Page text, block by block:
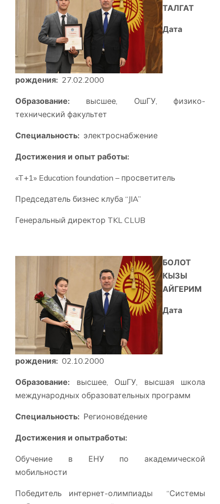
ТАЛГАТ
Дата
рождения: 27.02.2000
Образование: высшее, ОшГУ, физико-
технический факультет
Специальность: электроснабжение
Достижения и опыт работы:
«T+1» Education foundation – просветитель
Председатель бизнес клуба “JIA”
Генеральный директор TKL CLUB
БОЛОТ
КЫЗЫ
АЙГЕРИМ
Дата
рождения: 02.10.2000
Образование: высшее, ОшГУ, высшая школа
международных образовательных программ
Специальность: Регионове́дение
Достижения и опытработы:
Обучение в ЕНУ по академической
мобильности
Победитель интернет-олимпиады “Системы